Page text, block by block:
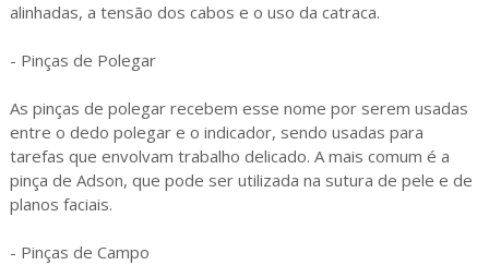
alinhadas, a tensão dos cabos e o uso da catraca.
- Pinças de Polegar
As pinças de polegar recebem esse nome por serem usadas
entre o dedo polegar e o indicador, sendo usadas para
tarefas que envolvam trabalho delicado. A mais comum é a
pinça de Adson, que pode ser utilizada na sutura de pele e de
planos faciais.
- Pinças de Campo